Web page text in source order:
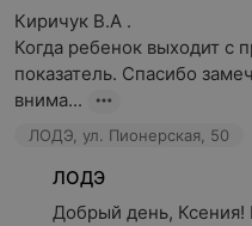
Киричук В.А .
Когда ребенок выходит с
показатель. Спасибо
внима...
ЛОДЭ, ул. Пионерская, 50
ЛОДЭ
Добрый день, Ксения!